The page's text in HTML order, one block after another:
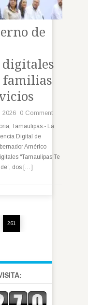
de
familias
2026 0 Comment
Tamaulipas.- La
Digital de
Américo
“Tamaulipas Te
dos […]
261